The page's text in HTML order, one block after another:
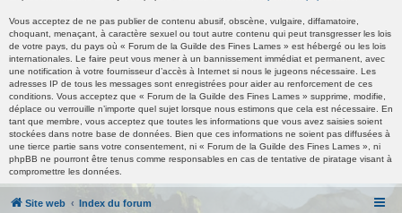
Vous acceptez de ne pas publier de contenu abusif, obscène, vulgaire, diffamatoire,
choquant, menaçant, à caractère sexuel ou tout autre contenu qui peut transgresser les lois
de votre pays, du pays où « Forum de la Guilde des Fines Lames » est hébergé ou les lois
internationales. Le faire peut vous mener à un bannissement immédiat et permanent, avec
une notification à votre fournisseur d’accès à Internet si nous le jugeons nécessaire. Les
adresses IP de tous les messages sont enregistrées pour aider au renforcement de ces
conditions. Vous acceptez que « Forum de la Guilde des Fines Lames » supprime, modifie,
déplace ou verrouille n’importe quel sujet lorsque nous estimons que cela est nécessaire. En
tant que membre, vous acceptez que toutes les informations que vous avez saisies soient
stockées dans notre base de données. Bien que ces informations ne soient pas diffusées à
une tierce partie sans votre consentement, ni « Forum de la Guilde des Fines Lames », ni
phpBB ne pourront être tenus comme responsables en cas de tentative de piratage visant à
compromettre les données.
Site web Index du forum